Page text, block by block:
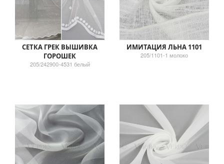
СЕТКА ГРЕК ВЫШИВКА
ГОРОШЕК
205/242900-4531 белый
ИМИТАЦИЯ ЛЬНА 1101
205/1101-1 молоко